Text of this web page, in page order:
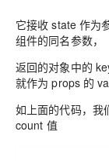
它接收 state 作为
组件的同名参数，
返回的对象中的
就作为 props 的
如上面的代码，我
count 值